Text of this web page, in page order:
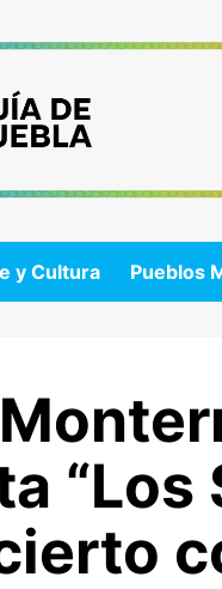
y Cultura Pueblos
“Los